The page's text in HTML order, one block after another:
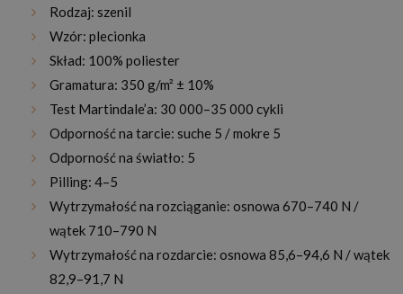
Rodzaj: szenil
Wzór: plecionka
Skład: 100% poliester
Gramatura: 350 g/m² ± 10%
Test Martindale’a: 30 000–35 000 cykli
Odporność na tarcie: suche 5 / mokre 5
Odporność na światło: 5
Pilling: 4–5
Wytrzymałość na rozciąganie: osnowa 670–740 N /
wątek 710–790 N
Wytrzymałość na rozdarcie: osnowa 85,6–94,6 N / wątek
82,9–91,7 N